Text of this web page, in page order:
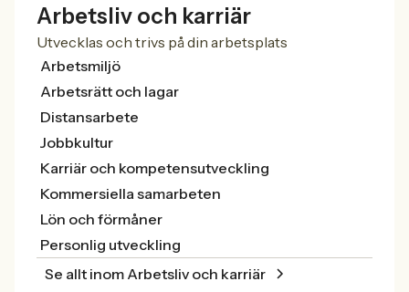
Arbetsliv och karriär
Utvecklas och trivs på din arbetsplats
Arbetsmiljö
Arbetsrätt och lagar
Distansarbete
Jobbkultur
Karriär och kompetensutveckling
Kommersiella samarbeten
Lön och förmåner
Personlig utveckling
Se allt inom Arbetsliv och karriär